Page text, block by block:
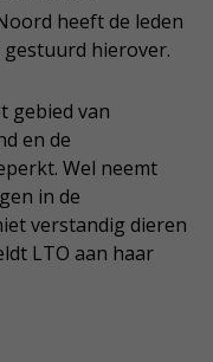
heeft de leden
hierover.
gebied van
en de
Wel neemt
in de
verstandig dieren
LTO aan haar